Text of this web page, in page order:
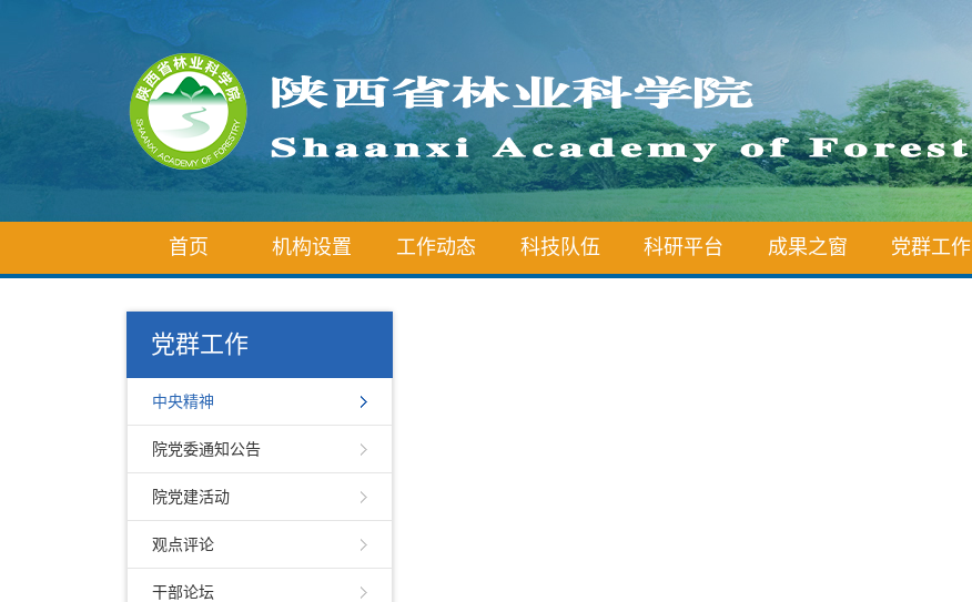
首页 机构设置 工作动态 科技队伍 科研平台 成果之窗 党群工作
党群工作
中央精神
院党委通知公告
院党建活动
观点评论
干部论坛